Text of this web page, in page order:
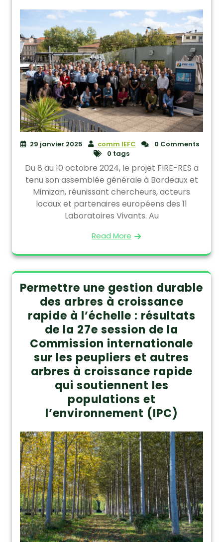
29 janvier 2025 comm IEFC
0 Comments
0 tags
Du 8 au 10 octobre 2024, le projet FIRE-RES a
tenu son assemblée générale à Bordeaux et
Mimizan, réunissant chercheurs, acteurs
locaux et partenaires européens des 11
Laboratoires Vivants. Au
Read More
Permettre une gestion durable
des arbres à croissance
rapide à l’échelle : résultats
de la 27e session de la
Commission internationale
sur les peupliers et autres
arbres à croissance rapide
qui soutiennent les
populations et
l’environnement (IPC)